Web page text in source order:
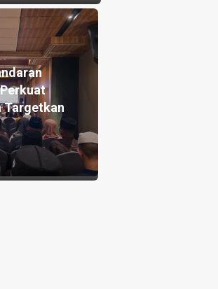
HEADLINE
Antara Guru dan AI: Peran
Pendidik Tetap Tak Tergantikan
di Era Kecerdasan Artifisial
1 minggu yang lalu